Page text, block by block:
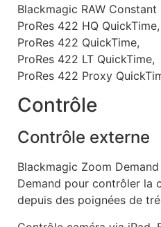
Blackmagic RAW Constant
ProRes 422 HQ QuickTime,
ProRes 422 QuickTime,
ProRes 422 LT QuickTime,
ProRes 422 Proxy
Contrôle
Contrôle externe
Blackmagic Zoom
Demand pour contrôler la
depuis des poignées de